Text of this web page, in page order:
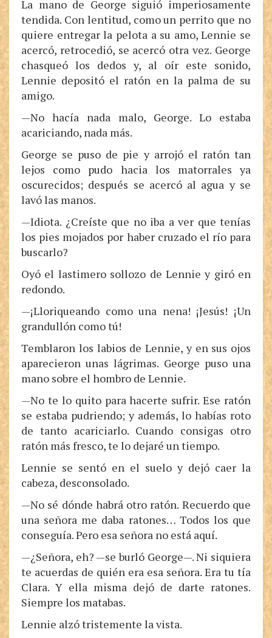
La mano de George siguió imperiosamente
tendida. Con lentitud, como un perrito que no
quiere entregar la pelota a su amo, Lennie se
acercó, retrocedió, se acercó otra vez. George
chasqueó los dedos y, al oír este sonido,
Lennie depositó el ratón en la palma de su
amigo.
—No hacía nada malo, George. Lo estaba
acariciando, nada más.
George se puso de pie y arrojó el ratón tan
lejos como pudo hacia los matorrales ya
oscurecidos; después se acercó al agua y se
lavó las manos.
—Idiota. ¿Creíste que no iba a ver que tenías
los pies mojados por haber cruzado el río para
buscarlo?
Oyó el lastimero sollozo de Lennie y giró en
redondo.
—¡Lloriqueando como una nena! ¡Jesús! ¡Un
grandullón como tú!
Temblaron los labios de Lennie, y en sus ojos
aparecieron unas lágrimas. George puso una
mano sobre el hombro de Lennie.
—No te lo quito para hacerte sufrir. Ese ratón
se estaba pudriendo; y además, lo habías roto
de tanto acariciarlo. Cuando consigas otro
ratón más fresco, te lo dejaré un tiempo.
Lennie se sentó en el suelo y dejó caer la
cabeza, desconsolado.
—No sé dónde habrá otro ratón. Recuerdo que
una señora me daba ratones… Todos los que
conseguía. Pero esa señora no está aquí.
—¿Señora, eh? —se burló George—. Ni siquiera
te acuerdas de quién era esa señora. Era tu tía
Clara. Y ella misma dejó de darte ratones.
Siempre los matabas.
Lennie alzó tristemente la vista.